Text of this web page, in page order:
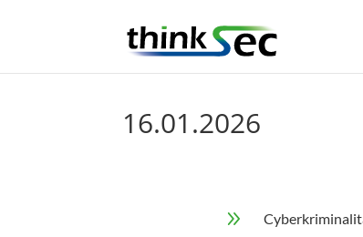
16.01.2026
9